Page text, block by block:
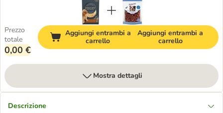
Prezzo
totale
0,00 €
Aggiungi entrambi a
carrello
Aggiungi entrambi a
carrello
Mostra dettagli
Descrizione